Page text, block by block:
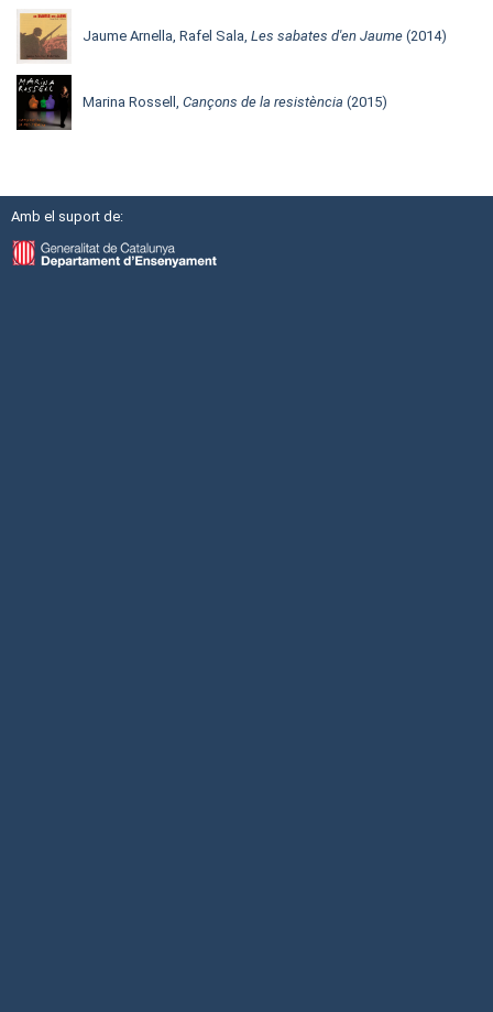
Jaume Arnella, Rafel Sala, Les sabates d'en Jaume (2014)
Marina Rossell, Cançons de la resistència (2015)
Amb el suport de: